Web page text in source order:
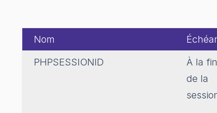
Nom
PHPSESSIONID
À la fin
de la